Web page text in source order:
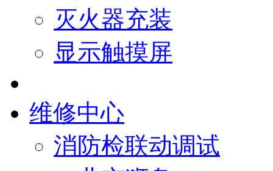
灭火器充装
显示触摸屏
维修中心
消防检联动调试